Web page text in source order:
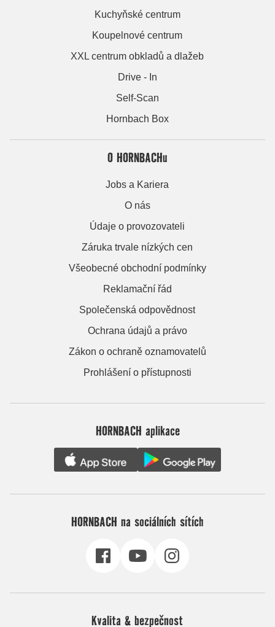
Kuchyňské centrum
Koupelnové centrum
XXL centrum obkladů a dlažeb
Drive - In
Self-Scan
Hornbach Box
O HORNBACHu
Jobs a Kariera
O nás
Údaje o provozovateli
Záruka trvale nízkých cen
Všeobecné obchodní podmínky
Reklamační řád
Společenská odpovědnost
Ochrana údajů a právo
Zákon o ochraně oznamovatelů
Prohlášení o přístupnosti
HORNBACH aplikace
HORNBACH na sociálních sítích
Kvalita & bezpečnost